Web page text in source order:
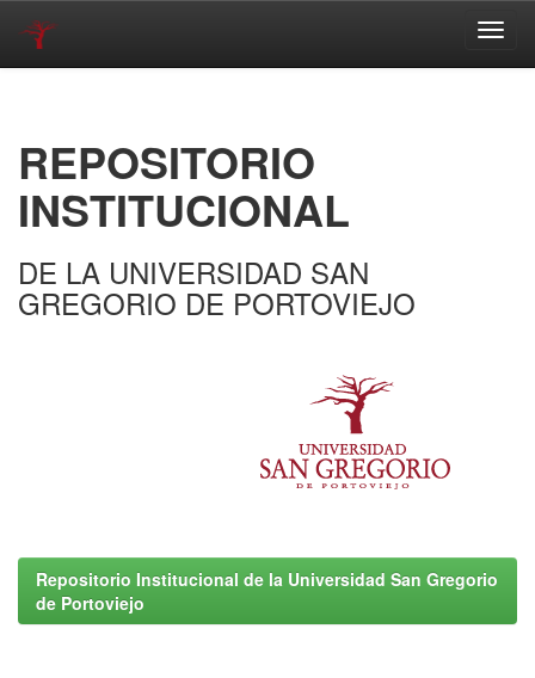
REPOSITORIO
INSTITUCIONAL
DE LA UNIVERSIDAD SAN
GREGORIO DE PORTOVIEJO
Repositorio Institucional de la Universidad San Gregorio
de Portoviejo